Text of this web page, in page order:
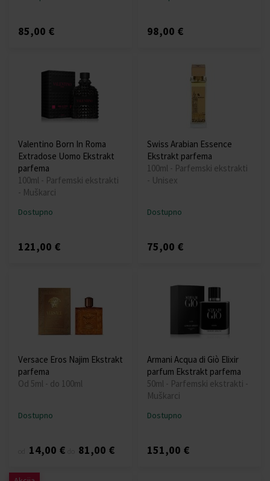
85,00 € 98,00 €
Valentino Born In Roma
Extradose Uomo Ekstrakt
parfema
100ml - Parfemski ekstrakti
- Muškarci
Dostupno
121,00 €
Swiss Arabian Essence
Ekstrakt parfema
100ml - Parfemski ekstrakti
- Unisex
Dostupno
75,00 €
Versace Eros Najim Ekstrakt
parfema
Od 5ml - do 100ml
Dostupno
14,00 € 81,00 €
Armani Acqua di Giò Elixir
parfum Ekstrakt parfema
50ml - Parfemski ekstrakti -
Muškarci
Dostupno
151,00 €